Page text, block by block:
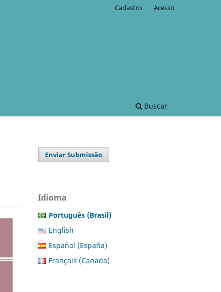
Buscar
Cadastro Acesso
Enviar Submissão
Idioma
Português (Brasil)
English
Español (España)
Français (Canada)